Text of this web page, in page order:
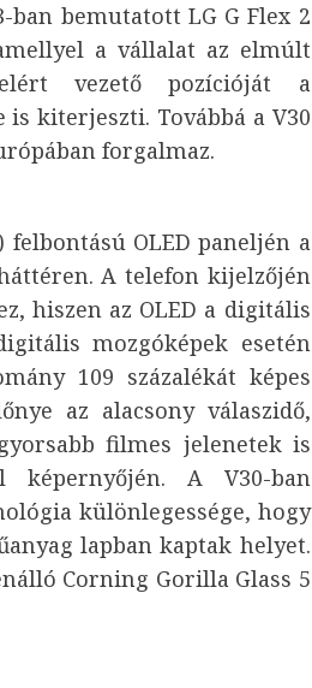
bemutatott LG G Flex 2
a vállalat az elmúlt
vezető pozícióját a
kiterjeszti. Továbbá a V30
forgalmaz.
felbontású OLED paneljén a
A telefon kijelzőjén
hiszen az OLED a digitális
mozgóképek esetén
109 százalékát képes
az alacsony válaszidő,
filmes jelenetek is
képernyőjén. A V30-ban
különlegessége, hogy
lapban kaptak helyet.
Corning Gorilla Glass 5